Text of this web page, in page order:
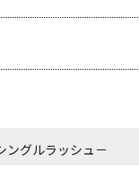
ングルラッシュ－